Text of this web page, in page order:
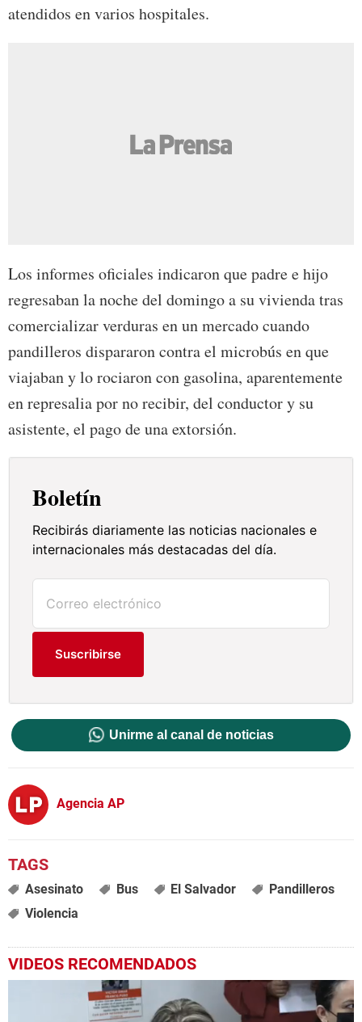
atendidos en varios hospitales.
Los informes oficiales indicaron que padre e hijo
regresaban la noche del domingo a su vivienda tras
comercializar verduras en un mercado cuando
pandilleros dispararon contra el microbús en que
viajaban y lo rociaron con gasolina, aparentemente
en represalia por no recibir, del conductor y su
asistente, el pago de una extorsión.
Boletín
Recibirás diariamente las noticias nacionales e
internacionales más destacadas del día.
Suscribirse
Unirme al canal de noticias
Agencia AP
Asesinato Bus El Salvador
Pandilleros
Violencia
VIDEOS RECOMENDADOS